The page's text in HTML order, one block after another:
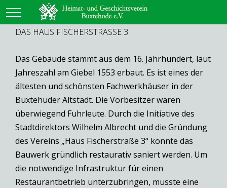
Mobile Menu Toggle
DAS HAUS FISCHERSTRASSE 3
Das Gebäude stammt aus dem 16. Jahrhundert, laut
Jahreszahl am Giebel 1553 erbaut. Es ist eines der
ältesten und schönsten Fachwerkhäuser in der
Buxtehuder Altstadt. Die Vorbesitzer waren
überwiegend Fuhrleute. Durch die Initiative des
Stadtdirektors Wilhelm Albrecht und die Gründung
des Vereins „Haus Fischerstraße 3“ konnte das
Bauwerk gründlich restaurativ saniert werden. Um
die notwendige Infrastruktur für einen
Restaurantbetrieb unterzubringen, musste eine